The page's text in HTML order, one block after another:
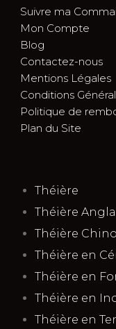
Suivre ma
Mon Compte
Blog
Contactez-nous
Mentions Légales
Conditions
Politique de
Plan du Site
Théière
Théière
Théière
Théière en
Théière en
Théière en
Théière en